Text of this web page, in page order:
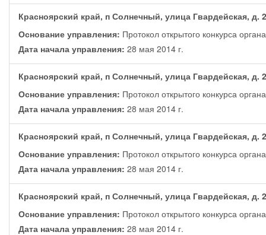
Красноярский край, п Солнечный, улица Гвардейская, д.
Основание управления: Протокол открытого конкурса
Дата начала управления: 28 мая 2014 г.
Красноярский край, п Солнечный, улица Гвардейская, д.
Основание управления: Протокол открытого конкурса
Дата начала управления: 28 мая 2014 г.
Красноярский край, п Солнечный, улица Гвардейская, д.
Основание управления: Протокол открытого конкурса
Дата начала управления: 28 мая 2014 г.
Красноярский край, п Солнечный, улица Гвардейская, д.
Основание управления: Протокол открытого конкурса
Дата начала управления: 28 мая 2014 г.